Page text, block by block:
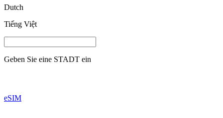
Dutch
Tiếng Việt
Geben Sie eine STADT ein
eSIM